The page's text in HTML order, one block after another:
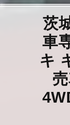
茨
車
キ